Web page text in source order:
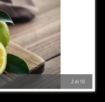
2di 10